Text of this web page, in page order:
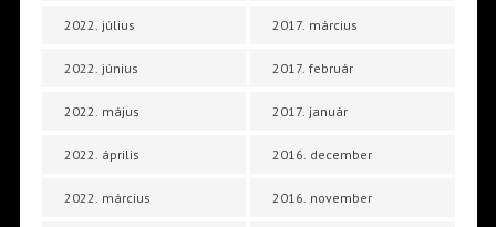
2022. július
2022. június
2022. május
2022. április
2022. március
2017. március
2017. február
2017. január
2016. december
2016. november